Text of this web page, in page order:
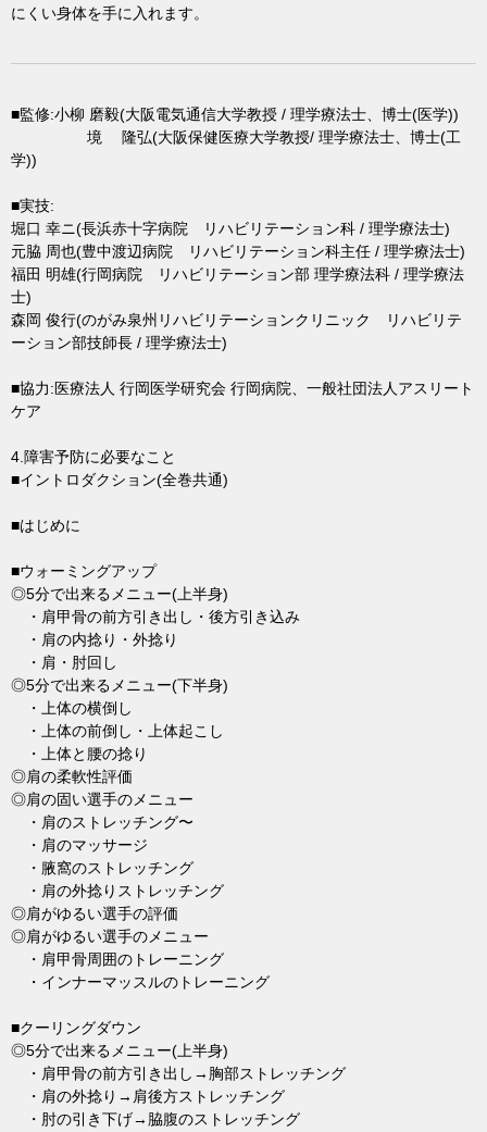
にくい身体を手に入れます。
■監修:小柳 磨毅(大阪電気通信大学教授 / 理学療法士、博士(医学))
境 隆弘(大阪保健医療大学教授/ 理学療法士、博士(工
学))
■実技:
堀口 幸ニ(長浜赤十字病院 リハビリテーション科 / 理学療法士)
元脇 周也(豊中渡辺病院 リハビリテーション科主任 / 理学療法士)
福田 明雄(行岡病院 リハビリテーション部 理学療法科 / 理学療法
士)
森岡 俊行(のがみ泉州リハビリテーションクリニック リハビリテ
ーション部技師長 / 理学療法士)
■協力:医療法人 行岡医学研究会 行岡病院、一般社団法人アスリート
ケア
4.障害予防に必要なこと
■イントロダクション(全巻共通)
■はじめに
■ウォーミングアップ
◎5分で出来るメニュー(上半身)
・肩甲骨の前方引き出し・後方引き込み
・肩の内捻り・外捻り
・肩・肘回し
◎5分で出来るメニュー(下半身)
・上体の横倒し
・上体の前倒し・上体起こし
・上体と腰の捻り
◎肩の柔軟性評価
◎肩の固い選手のメニュー
・肩のストレッチング〜
・肩のマッサージ
・腋窩のストレッチング
・肩の外捻りストレッチング
◎肩がゆるい選手の評価
◎肩がゆるい選手のメニュー
・肩甲骨周囲のトレーニング
・インナーマッスルのトレーニング
■クーリングダウン
◎5分で出来るメニュー(上半身)
・肩甲骨の前方引き出し→胸部ストレッチング
・肩の外捻り→肩後方ストレッチング
・肘の引き下げ→脇腹のストレッチング